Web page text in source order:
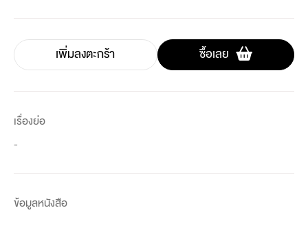
เพิ่มลงตะกร้า ซื้อเลย
เรื่องย่อ
-
ข้อมูลหนังสือ